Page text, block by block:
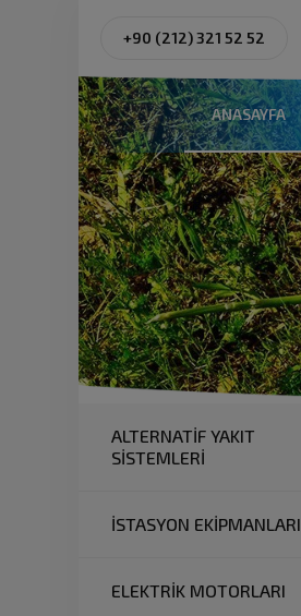
+90 (212) 321 52 52
ANASAYFA
ALTERNATİF YAKIT
SİSTEMLERİ
İSTASYON EKİPMANLARI
ELEKTRİK MOTORLARI